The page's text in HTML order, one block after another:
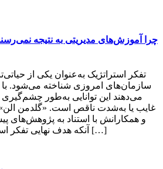
چرا آموزش‌های مدیریتی به نتیجه
تفکر استراتژیک به‌عنوان یکی از
سازمان‌های امروزی شناخته می‌شود.
می‌دهند این توانایی به‌طور
غایب یا به‌شدت ناقص است. «گلدمن
و همکارانش با استناد به پژوهش‌های
آنکه هدف نهایی تفکر استراتژیک، تدوین استراتژی […]